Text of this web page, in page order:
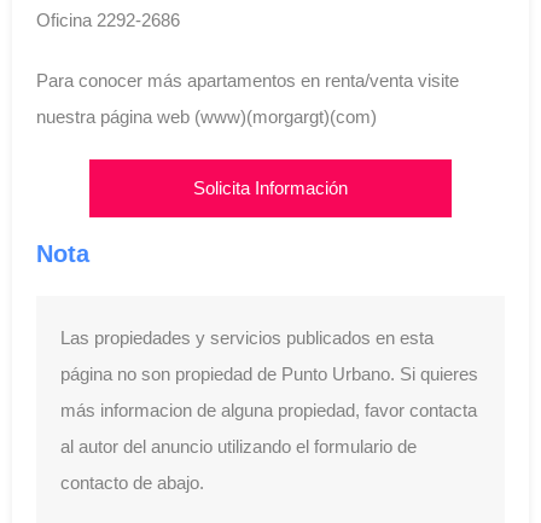
Oficina 2292-2686
Para conocer más apartamentos en renta/venta visite
nuestra página web (www)(morgargt)(com)
Solicita Información
Nota
Las propiedades y servicios publicados en esta
página no son propiedad de Punto Urbano. Si quieres
más informacion de alguna propiedad, favor contacta
al autor del anuncio utilizando el formulario de
contacto de abajo.